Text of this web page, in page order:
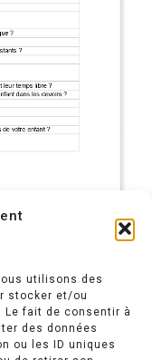
utilisons des
stocker et/ou
Le fait de consentir à
des données
ou les ID uniques
Juniors &
famille